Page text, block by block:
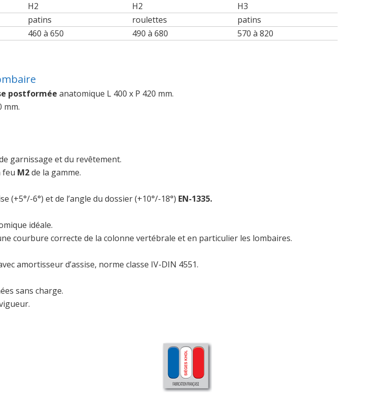
H2 H2
H3
patins roulettes
patins
460 à 650 490 à 680 570 à 820
postformée anatomique L 400 x P 420 mm.
mm.
garnissage et du revêtement.
feu M2de la gamme.
(+5°/-6°) et de l’angle du dossier (+10°/-18°) EN-1335.
idéale.
courbure correcte de la colonne vertébrale et en particulier les lombaires.
amortisseur d’assise, norme classe IV-DIN 4551.
sans charge.